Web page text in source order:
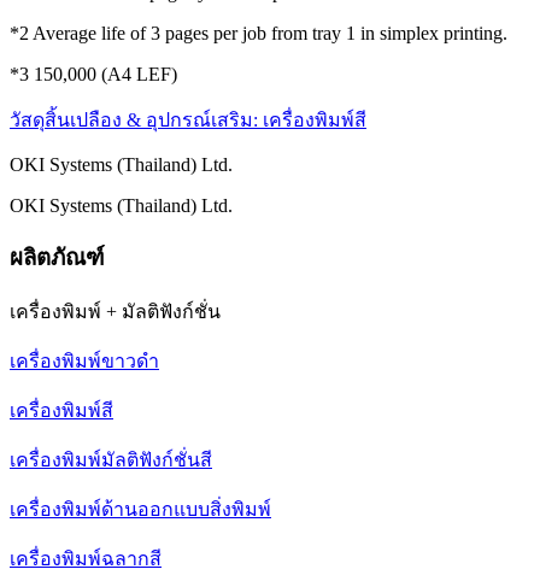
*2 Average life of 3 pages per job from tray 1 in simplex printing.
*3 150,000 (A4 LEF)
วัสดุสิ้นเปลือง & อุปกรณ์เสริม: เครื่องพิมพ์สี
OKI Systems (Thailand) Ltd.
OKI Systems (Thailand) Ltd.
ผลิตภัณฑ์
เครื่องพิมพ์ + มัลติฟังก์ชั่น
เครื่องพิมพ์ขาวดำ
เครื่องพิมพ์สี
เครื่องพิมพ์มัลติฟังก์ชั่นสี
เครื่องพิมพ์ด้านออกแบบสิ่งพิมพ์
เครื่องพิมพ์ฉลากสี